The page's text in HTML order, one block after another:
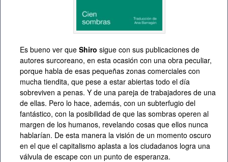
Es bueno ver que Shiro sigue con sus publicaciones de
autores surcoreano, en esta ocasión con una obra peculiar,
porque habla de esas pequeñas zonas comerciales con
mucha tiendita, que pese a estar abiertas todo el día
sobreviven a penas. Y de una pareja de trabajadores de una
de ellas. Pero lo hace, además, con un subterfugio del
fantástico, con la posibilidad de que las sombras operen al
margen de los humanos, revelando cosas que ellos nunca
hablarían. De esta manera la visión de un momento oscuro
en el que el capitalismo aplasta a los ciudadanos logra una
válvula de escape con un punto de esperanza.